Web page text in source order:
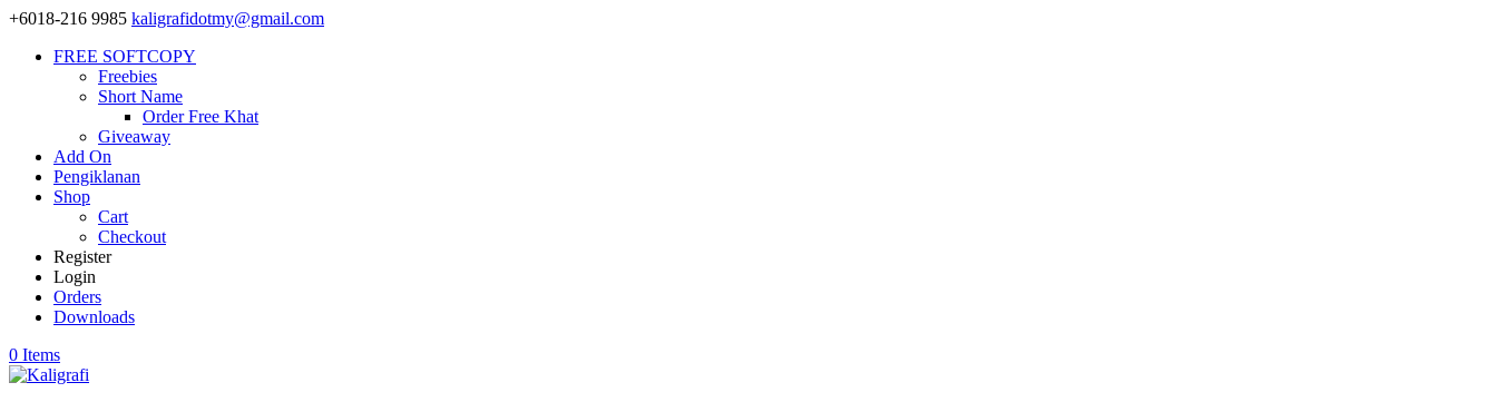
+6018-216 9985 kaligrafidotmy@gmail.com
FREE SOFTCOPY
Freebies
Short Name
Order Free Khat
Giveaway
Add On
Pengiklanan
Shop
Cart
Checkout
Register
Login
Orders
Downloads
0 Items